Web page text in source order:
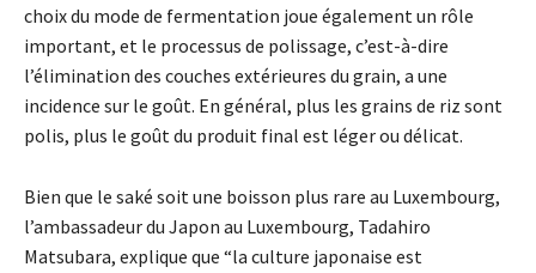
choix du mode de fermentation joue également un rôle
important, et le processus de polissage, c’est-à-dire
l’élimination des couches extérieures du grain, a une
incidence sur le goût. En général, plus les grains de riz sont
polis, plus le goût du produit final est léger ou délicat.
Bien que le saké soit une boisson plus rare au Luxembourg,
l’ambassadeur du Japon au Luxembourg, Tadahiro
Matsubara, explique que “la culture japonaise est